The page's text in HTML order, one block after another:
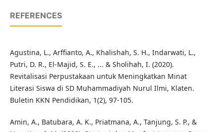
REFERENCES
Agustina, L., Arffianto, A., Khalishah, S. H., Indarwati, L.,
Putri, D. R., El-Majid, S. E., ... & Sholihah, I. (2020).
Revitalisasi Perpustakaan untuk Meningkatkan Minat
Literasi Siswa di SD Muhammadiyah Nurul Ilmi, Klaten.
Buletin KKN Pendidikan, 1(2), 97-105.
Amin, A., Batubara, A. K., Priatmana, A., Tanjung, S. P., &